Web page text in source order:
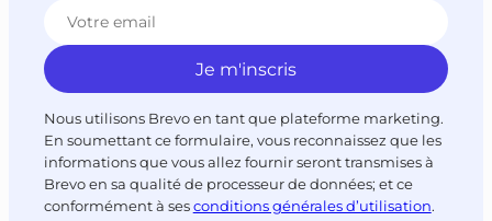
Nous utilisons Brevo en tant que plateforme marketing.
En soumettant ce formulaire, vous reconnaissez que les
informations que vous allez fournir seront transmises à
Brevo en sa qualité de processeur de données; et ce
conformément à sesconditions générales d’utilisation.